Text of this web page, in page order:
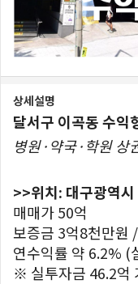
상세설명
달서구 이곡동 수익
병원·약국·학원 상
>>위치: 대구광역
매매가 50억
보증금 3억8천만원
연수익률 약 6.2% (
※ 실투자금 46.2억